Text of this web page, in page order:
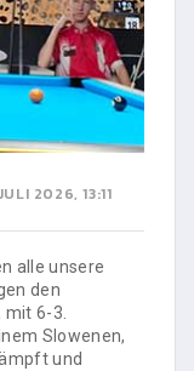
2026, 13:11
alle unsere
den
mit 6-3.
Slowenen,
und